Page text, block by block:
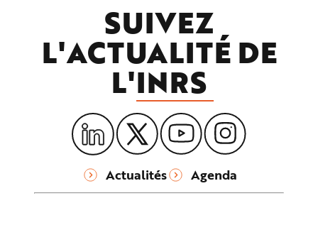
SUIVEZ
L'ACTUALITÉ DE
L'INRS
Actualités Agenda